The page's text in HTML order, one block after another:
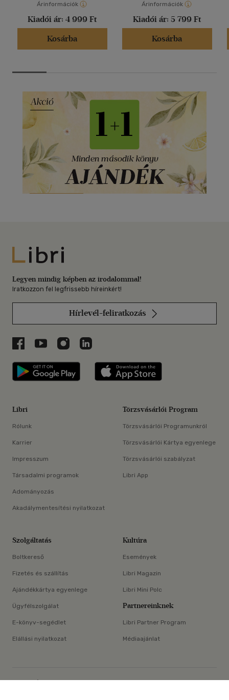
Árinformációk
Kiadói ár: 4 999 Ft
Kosárba
Árinformációk
Kiadói ár: 5 799 Ft
Kosárba
×
Libri
Legyen mindig képben az irodalommal!
Iratkozzon fel legfrissebb híreinkért!
Hírlevél-feliratkozás
Libri a Facebookon
Libri a Youtube-on
Libri az Instagramon
Libri a LinkedInen
Libri applikáció Szerezd meg: Google
Libri
Rólunk
Karrier
Impresszum
Társadalmi programok
Adományozás
Akadálymentesítési nyilatkozat
Törzsvásárlói Program
Törzsvásárlói Programunkról
Törzsvásárlói Kártya egyenlege
Törzsvásárlói szabályzat
Libri App
Szolgáltatás
Boltkereső
Fizetés és szállítás
Ajándékkártya egyenlege
Ügyfélszolgálat
E-könyv-segédlet
Elállási nyilatkozat
Kultúra
Események
Libri Magazin
Libri Mini Polc
Partnereinknek
Libri Partner Program
Médiaajánlat